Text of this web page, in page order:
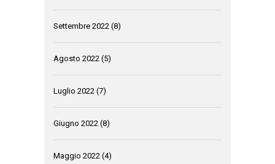
Settembre 2022 (8)
Agosto 2022 (5)
Luglio 2022 (7)
Giugno 2022 (8)
Maggio 2022 (4)